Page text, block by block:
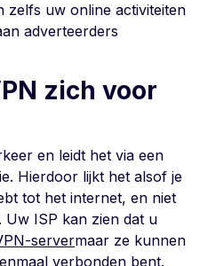
zelfs uw online activiteiten
adverteerders
zich voor
en leidt het via een
Hierdoor lijkt het alsof je
tot het internet, en niet
Uw ISP kan zien dat u
servermaar ze kunnen
verbonden bent.